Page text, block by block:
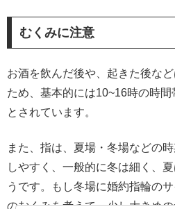
むくみに注意
お酒を飲んだ後や、起きた後な
ため、基本的には10~16時の時
とされています。
また、指は、夏場・冬場などの
しやすく、一般的に冬は細く、
うです。もし冬場に婚約指輪の
のむくみを考えて、少し大きめ